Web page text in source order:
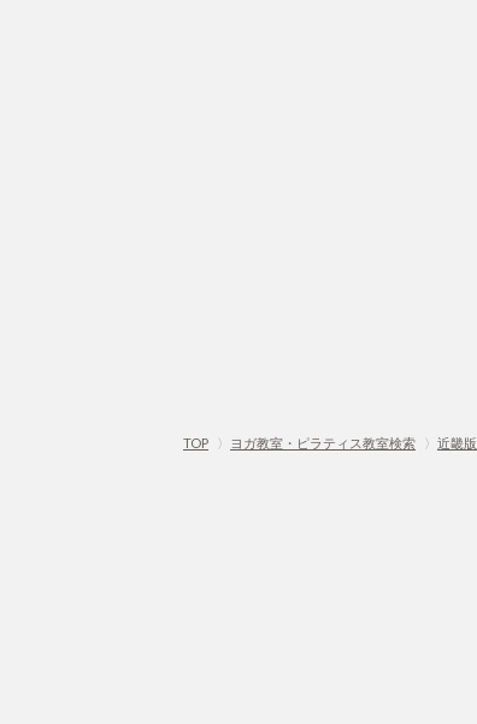
TOP 〉 ヨガ教室・ピラティス教室検索 〉 近畿版